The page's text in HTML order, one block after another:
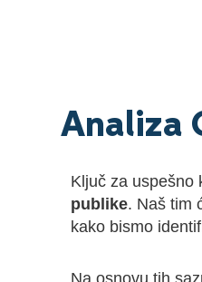
Analiza
Ključ za uspešno
publike. Naš tim
kako bismo
Na osnovu tih